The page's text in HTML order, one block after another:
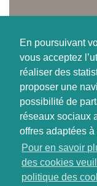
En poursuivant
vous acceptez
réaliser des
proposer une
possibilité de
réseaux sociaux
offres adaptées à
Pour en savoir
des cookies
politique des